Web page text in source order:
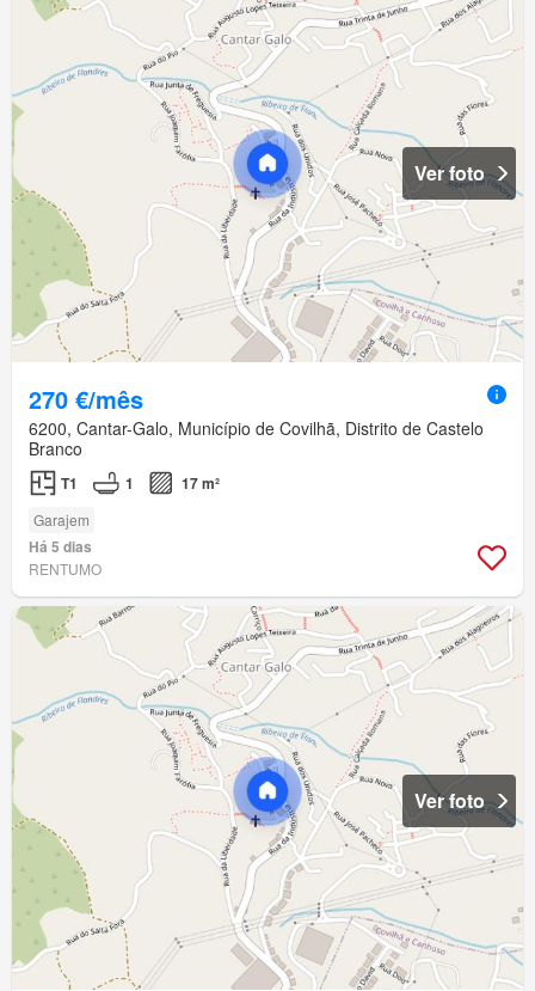
Ver foto
270 €/mês
6200, Cantar-Galo, Município de Covilhã, Distrito de Castelo
Branco
T1 1 17 m²
Garajem
Há 5 dias
RENTUMO
Ver foto